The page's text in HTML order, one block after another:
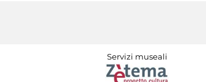
Servizi museali